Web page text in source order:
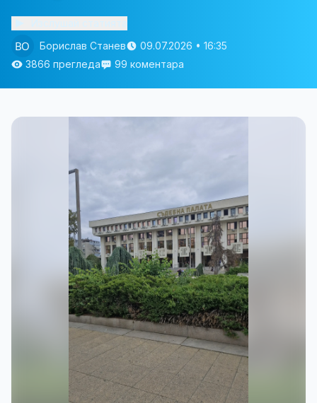
Борислав Станев
09.07.2026 • 16:35
3866 прегледа
99 коментара